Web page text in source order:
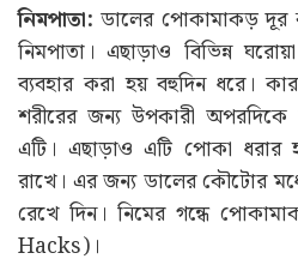
নিমপাতা: ডালের পোকামাকড় দূর
নিমপাতা। এছাড়াও বিভিন্ন
ব্যবহার করা হয় বহুদিন ধরে।
শরীরের জন্য উপকারী
এটি। এছাড়াও এটি পোকা ধরার
রাখে। এর জন্য ডালের কৌটোর
রেখে দিন। নিমের গন্ধে
Hacks)।